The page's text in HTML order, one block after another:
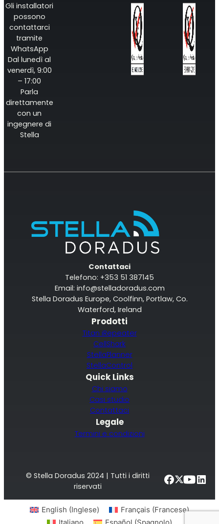
Gli installatori
possono
contattarci
tramite
WhatsApp
Dal lunedì al
venerdì, 9:00
– 17:00
Parla
direttamente
con un
ingegnere di
Stella
Contattaci
Telefono: +353 51 387145
Email: info@stelladoradus.com
Stella Doradus Europe, Coolfinn, Portlaw, Co.
Waterford, Ireland
Prodotti
Titan iRepeater
CellShark
StellaPlanner
StellaControl
Quick Links
Chi siamo
Casi studio
Contattaci
Legale
Termini e condizioni
© Stella Doradus 2024 | Tutti i diritti
riservati
English (Inglese) Français (Francese)